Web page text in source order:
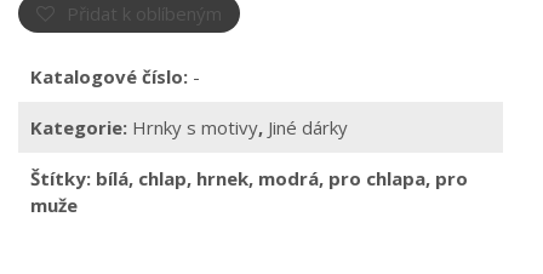
Přidat k oblíbeným
Katalogové číslo: -
Kategorie: Hrnky s motivy, Jiné dárky
Štítky: bílá, chlap, hrnek, modrá, pro chlapa, pro
muže